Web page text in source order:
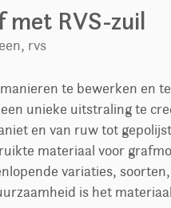
met RVS-zuil
rvs
manieren te bewerken en
unieke uitstraling te
en van ruw tot
materiaal voor
variaties,
is het